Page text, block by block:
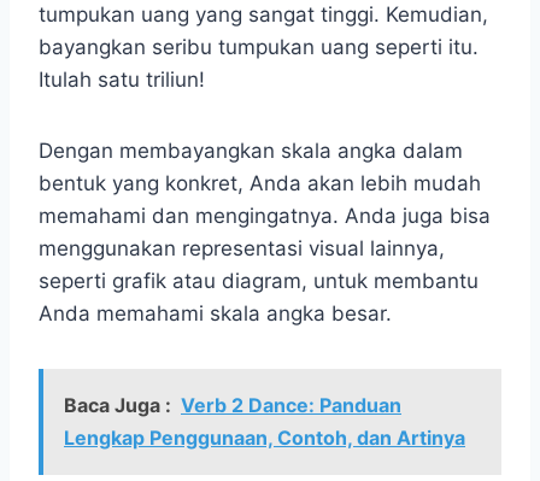
tumpukan uang yang sangat tinggi. Kemudian,
bayangkan seribu tumpukan uang seperti itu.
Itulah satu triliun!
Dengan membayangkan skala angka dalam
bentuk yang konkret, Anda akan lebih mudah
memahami dan mengingatnya. Anda juga bisa
menggunakan representasi visual lainnya,
seperti grafik atau diagram, untuk membantu
Anda memahami skala angka besar.
Baca Juga : Verb 2 Dance: Panduan
Lengkap Penggunaan, Contoh, dan Artinya